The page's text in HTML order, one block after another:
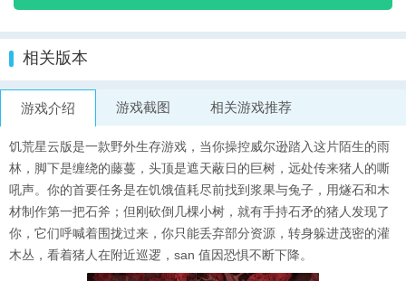
相关版本
游戏介绍 游戏截图 相关游戏推荐
饥荒星云版是一款野外生存游戏，当你操控威尔逊踏入这片陌生的雨
林，脚下是缠绕的藤蔓，头顶是遮天蔽日的巨树，远处传来猪人的嘶
吼声。你的首要任务是在饥饿值耗尽前找到浆果与兔子，用燧石和木
材制作第一把石斧；但刚砍倒几棵小树，就有手持石矛的猪人发现了
你，它们呼喊着围拢过来，你只能丢弃部分资源，转身躲进茂密的灌
木丛，看着猪人在附近巡逻，san 值因恐惧不断下降。